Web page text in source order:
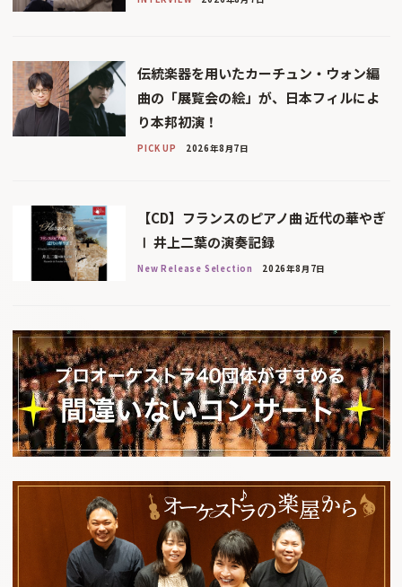
伝統楽器を用いたカーチュン・ウォン編
曲の「展覧会の絵」が、日本フィルによ
り本邦初演！
PICK UP 2026年8月7日
【CD】フランスのピアノ曲 近代の華やぎ
Ⅰ 井上二葉の演奏記録
New Release Selection 2026年8月7日